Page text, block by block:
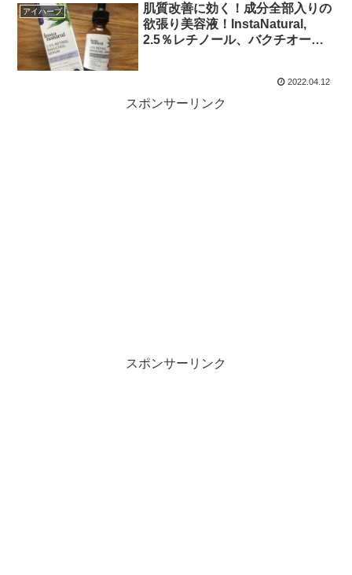
アイハーブ
肌質改善に効く！成分全部入りの
欲張り美容液！InstaNatural,
2.5％レチノール、バクチオー
2022.04.12
スポンサーリンク
スポンサーリンク